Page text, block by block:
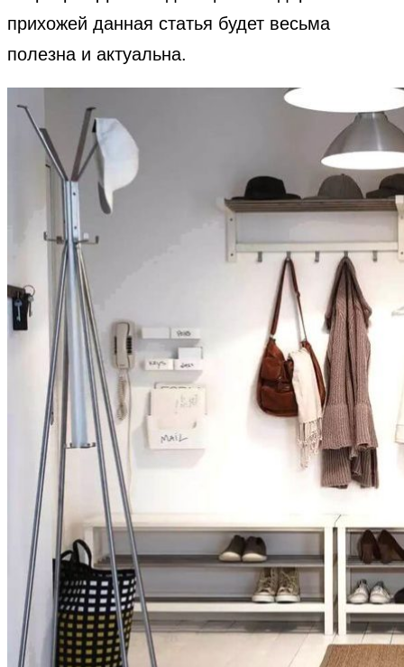
прихожей данная статья будет весьма
полезна и актуальна.